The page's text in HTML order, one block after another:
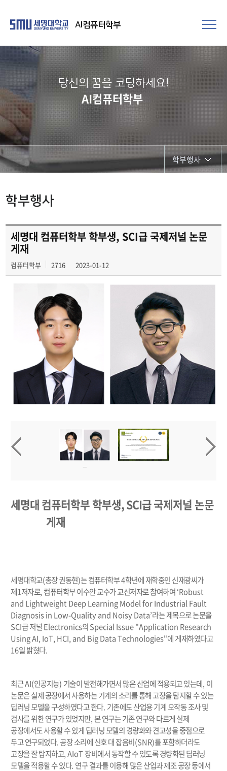
AI컴퓨터학부
당신의 꿈을 코딩하세요!
AI컴퓨터학부
학부행사
전공 동아리
학부행사
세명대 컴퓨터학부 학부생, SCI급 국제저널 논문
게재
컴퓨터학부 2716 2023-01-12
세명대 컴퓨터학부 학부생, SCI급 국제저널 논문
게재
세명대학교(총장 권동현)는 컴퓨터학부4학년에 재학중인 신재광씨가
제1저자로,컴퓨터학부 이수안 교수가 교신저자로 참여하여‘Robust
and Lightweight Deep Learning Model for Industrial Fault
Diagnosis in Low-Quality and Noisy Data’라는 제목으로 논문을
SCI급 저널Electronics의Special Issue "Application Research
Using AI, IoT, HCI, and Big Data Technologies"에 게재하였다고
16일 밝혔다.
최근AI(인공지능) 기술이 발전해가면서 많은 산업에 적용되고 있는데,이
논문은 실제 공장에서 사용하는 기계의 소리를 통해 고장을 탐지할 수 있는
딥러닝 모델을 구성하였다고 한다. 기존에도 산업용 기계 오작동 조사 및
검사를 위한 연구가 있었지만,본 연구는 기존 연구와 다르게 실제
공장에서도 사용할 수 있게 딥러닝 모델의 경량화와 견고성을 중점으로
두고 연구되었다.공장 소리에 신호 대 잡음비(SNR)를 포함하더라도
고장을 잘 탐지하고, AIoT장비에서 동작할 수 있도록 경량화된 딥러닝
모델을 적용할 수 있다. 연구 결과를 이용해 많은 산업과 제조 공장 등에서